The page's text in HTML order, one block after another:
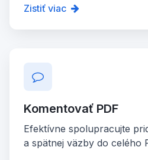
Zistiť viac
Komentovať PDF
Efektívne spolupracujte
a spätnej väzby do celého